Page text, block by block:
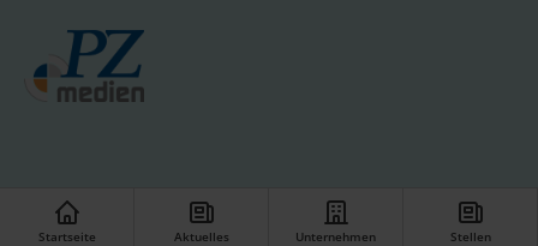
Startseite Aktuelles Unternehmen Stellen
© INFO-UNIT08 GmbH